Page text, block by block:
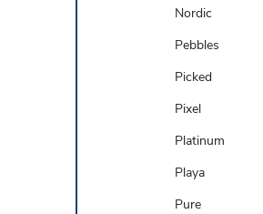
Nordic
Pebbles
Picked
Pixel
Platinum
Playa
Pure